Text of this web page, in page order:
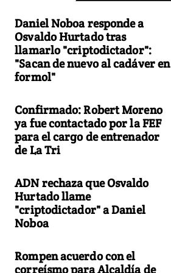
Daniel Noboa responde a
Osvaldo Hurtado tras
llamarlo "criptodictador":
"Sacan de nuevo al cadáver en
formol"
Confirmado: Robert Moreno
ya fue contactado por la FEF
para el cargo de entrenador
de La Tri
ADN rechaza que Osvaldo
Hurtado llame
"criptodictador" a Daniel
Noboa
Rompen acuerdo con el
correísmo para Alcaldía de